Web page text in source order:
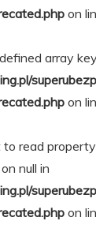
on
array
on
read
on null in
on